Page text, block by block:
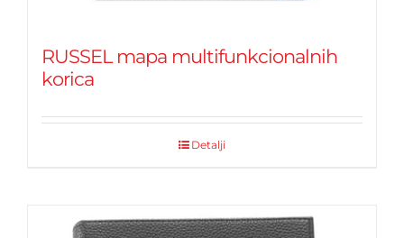
RUSSEL mapa multifunkcionalnih
korica
Detalji